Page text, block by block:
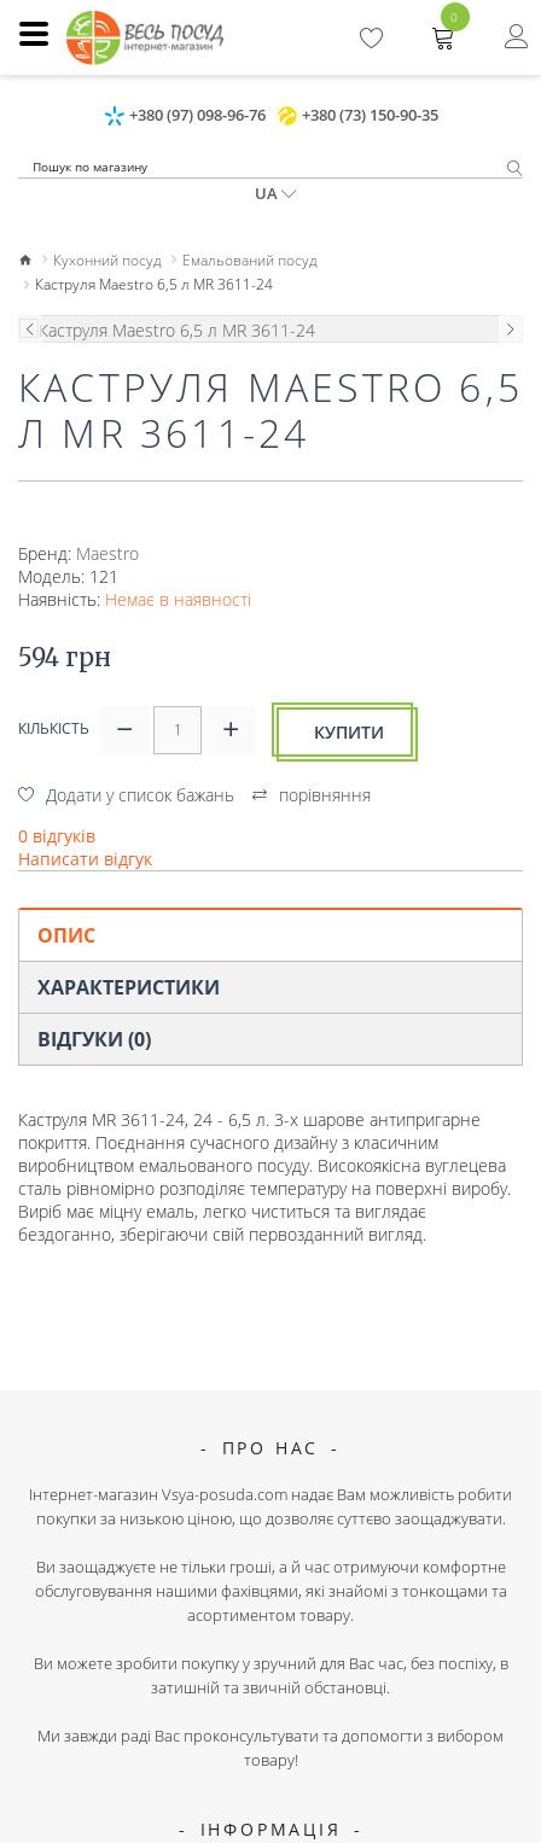
+380 (97) 098-96-76 +380 (73) 150-90-35
UA
0
Кухонний посуд
Емальований посуд
Каструля Maestro 6,5 л MR 3611-24
КАСТРУЛЯ MAESTRO 6,5
Л MR 3611-24
Бренд: Mаеstro
Модель: 121
Наявність: Немає в наявності
594 грн
КІЛЬКІСТЬ КУПИТИ
Додати у список бажань
порівняння
0 відгуків
Написати відгук
ОПИС
ХАРАКТЕРИСТИКИ
ВІДГУКИ (0)
Каструля MR 3611-24, 24 - 6,5 л. 3-х шарове антипригарне
покриття. Поєднання сучасного дизайну з класичним
виробництвом емальованого посуду. Високоякісна вуглецева
сталь рівномірно розподіляє температуру на поверхні виробу.
Виріб має міцну емаль, легко чиститься та виглядає
бездоганно, зберігаючи свій первозданний вигляд.
ПРО НАС
Інтернет-магазин Vsya-posuda.com надає Вам можливість робити
покупки за низькою ціною, що дозволяє суттєво заощаджувати.
Ви заощаджуєте не тільки гроші, а й час отримуючи комфортне
обслуговування нашими фахівцями, які знайомі з тонкощами та
асортиментом товару.
Ви можете зробити покупку у зручний для Вас час, без поспіху, в
затишній та звичній обстановці.
Ми завжди раді Вас проконсультувати та допомогти з вибором
товару!
ІНФОРМАЦІЯ